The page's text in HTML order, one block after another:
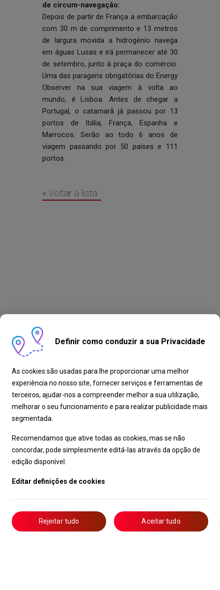
de circum-navegação:
Depois de partir de França a embarcação
com 30 m de comprimento e 13 metros
de largura movida a hidrogénio navega
em águas Lusas e irá permanecer até 30
de setembro, junto à praça do comércio.
Uma das paragens obrigatórias do Energy
Observer na sua viagem à volta ao
mundo, é Lisboa. Antes de chegar a
Portugal, o catamarã já passou por 13
portos de Itália, França, Espanha e
Marrocos. Serão ao todo 6 anos de
viagem passando por 50 países e 111
portos.
« Voltar à lista
Definir como conduzir a sua Privacidade
As cookies são usadas para lhe proporcionar uma melhor
experiência no nosso site, fornecer serviços e ferramentas de
terceiros, ajudar-nos a compreender melhor a sua utilização,
melhorar o seu funcionamento e para realizar publicidade mais
segmentada.
Recomendamos que ative todas as cookies, mas se não
concordar, pode simplesmente editá-las através da opção de
edição disponível.
Editar definições de cookies
Rejeitar tudo Aceitar tudo